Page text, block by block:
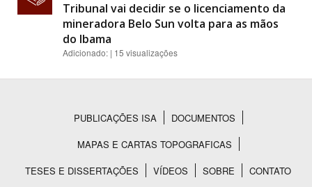
Tribunal vai decidir se o licenciamento da
mineradora Belo Sun volta para as mãos
do Ibama
Adicionado: | 15 visualizações
Rodapé
PUBLICAÇÕES ISA
DOCUMENTOS
MAPAS E CARTAS TOPOGRAFICAS
TESES E DISSERTAÇÕES
VÍDEOS SOBRE CONTATO